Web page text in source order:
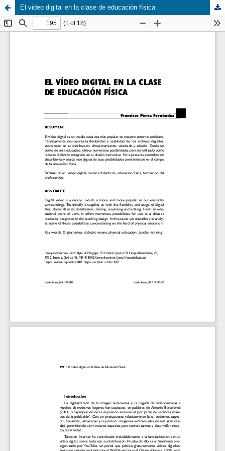
El video digital en la clase de educación física